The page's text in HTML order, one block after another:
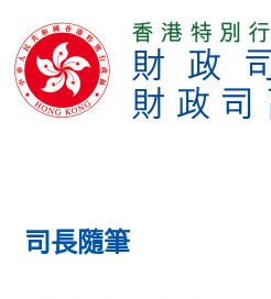
司長隨筆